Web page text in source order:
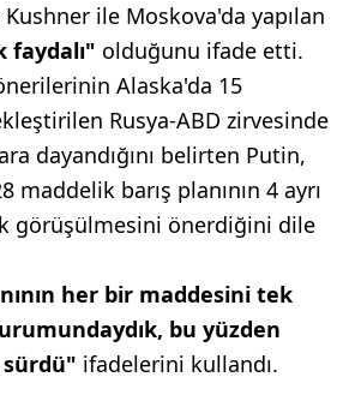
ile Moskova'da yapılan
faydalı" olduğunu ifade etti.
Alaska'da 15
Rusya-ABD zirvesinde
dayandığını belirten Putin,
maddelik barış planının 4 ayrı
görüşülmesini önerdiğini dile
her bir maddesini tek
bu yüzden
ifadelerini kullandı.